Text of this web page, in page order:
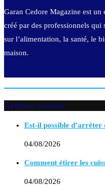
Garan Cedore Magazine est un
créé par des professionnels qui
sur l’alimentation, la santé, le
maison.
Articles récents
Est-il possible d’arrêter
04/08/2026
Comment étirer les
04/08/2026